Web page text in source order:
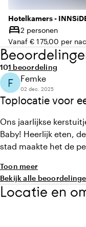
Hotelkamers -
bed
Capaciteit
2 personen
Vanaf € 175,00 per
Gemiddelde beoordeling
10Aantal beoordelingen:
1 beoordeling
Toplocatie voor
F Femke
02 dec. 2025
Ons jaarlijkse
Baby! Heerlijk eten,
stad maakte het de
Toon meer
Bekijk alle
Locatie en